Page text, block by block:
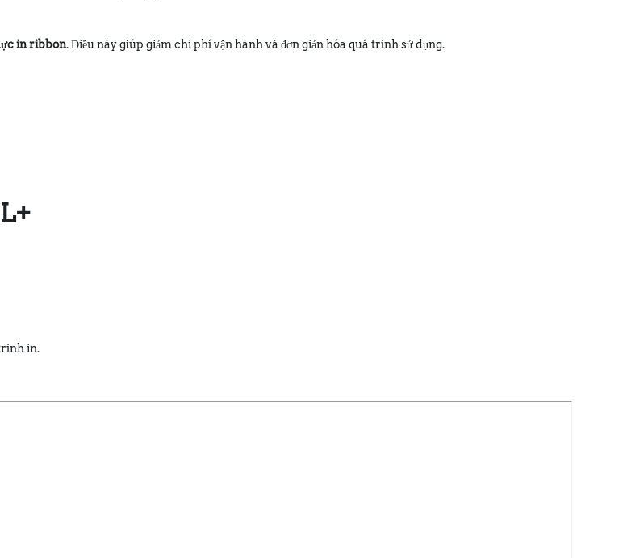
in ribbon. Điều này giúp giảm chi phí vận hành và đơn giản hóa quá trình sử dụng.
in.